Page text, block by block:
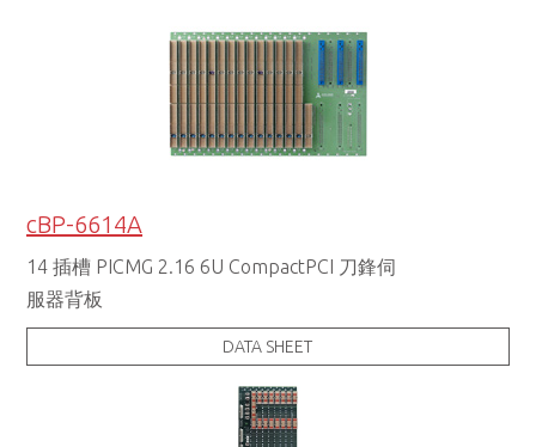
cBP-6614A
14 插槽 PICMG 2.16 6U CompactPCI 刀鋒伺
服器背板
DATA SHEET